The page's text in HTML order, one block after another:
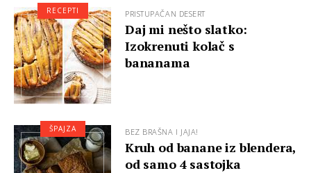
PRISTUPAČAN DESERT
Daj mi nešto slatko:
Izokrenuti kolač s
bananama
RECEPTI
BEZ BRAŠNA I JAJA!
Kruh od banane iz blendera,
od samo 4 sastojka
ŠPAJZA